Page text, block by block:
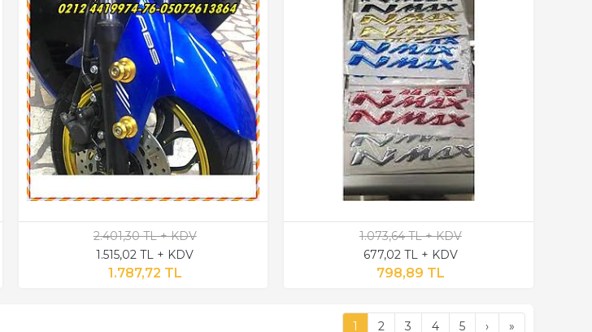
2.401,30 TL + KDV
1.515,02 TL + KDV
1.787,72 TL
1.073,64 TL + KDV
677,02 TL + KDV
798,89 TL
1 2 3 4 5 › »